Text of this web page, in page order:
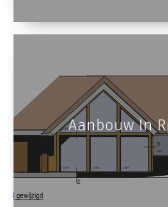
Aanbouw In